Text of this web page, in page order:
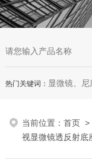
热门关键词： 显微镜、尼康显微镜、徕卡显微镜 金
当前位置：首页 >
视显微镜透反射底